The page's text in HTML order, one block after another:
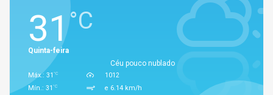
31°C
Céu pouco nublado
Quinta-feira
Máx.: 31 °C
Mín.: 31 °C
1012
e 6.14 km/h